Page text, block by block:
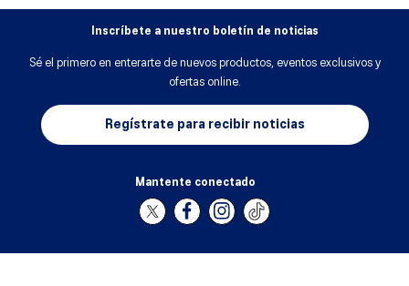
Inscríbete a nuestro boletín de noticias
Sé el primero en enterarte de nuevos productos, eventos exclusivos y
ofertas online.
Regístrate para recibir noticias
Mantente conectado